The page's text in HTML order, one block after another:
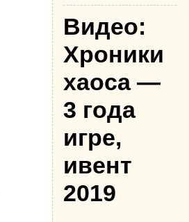
Видео:
Хроники
хаоса —
3 года
игре,
ивент
2019